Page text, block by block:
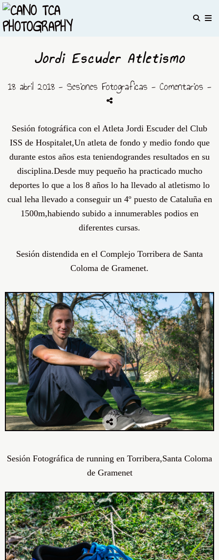
Jordi Escuder Atletismo
18 abril 2018 - Sesiones Fotograficas - Comentarios -
Sesión fotográfica con el Atleta Jordi Escuder del Club
ISS de Hospitalet,Un atleta de fondo y medio fondo que
durante estos años esta teniendograndes resultados en su
disciplina.Desde muy pequeño ha practicado mucho
deportes lo que a los 8 años lo ha llevado al atletismo lo
cual leha llevado a conseguir un 4º puesto de Cataluña en
1500m,habiendo subido a innumerables podios en
diferentes cursas.
Sesión distendida en el Complejo Torribera de Santa
Coloma de Gramenet.
Sesión Fotográfica de running en Torribera,Santa Coloma
de Gramenet